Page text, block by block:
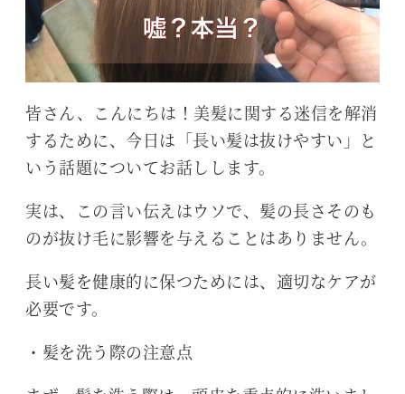
皆さん、こんにちは！美髪に関する迷信を解消
するために、今日は「長い髪は抜けやすい」と
いう話題についてお話しします。
実は、この言い伝えはウソで、髪の長さそのも
のが抜け毛に影響を与えることはありません。
長い髪を健康的に保つためには、適切なケアが
必要です。
・髪を洗う際の注意点